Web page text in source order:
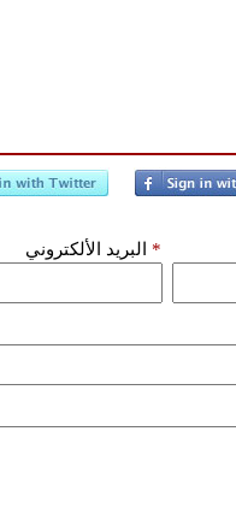
البريد الألكتروني *